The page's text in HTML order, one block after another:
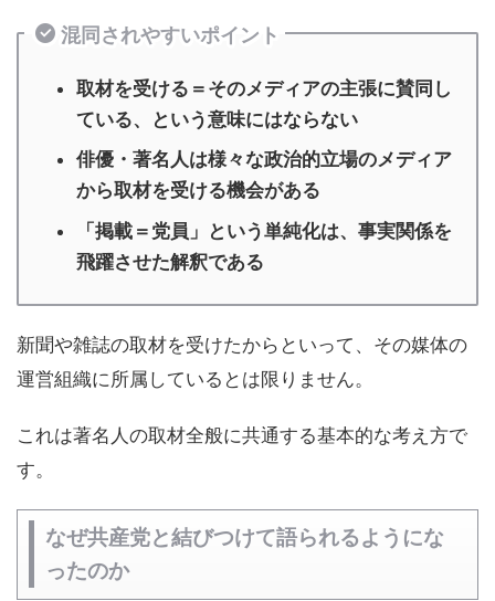
混同されやすいポイント
取材を受ける＝そのメディアの主張に賛同し
ている、という意味にはならない
俳優・著名人は様々な政治的立場のメディア
から取材を受ける機会がある
「掲載＝党員」という単純化は、事実関係を
飛躍させた解釈である
新聞や雑誌の取材を受けたからといって、その媒体の
運営組織に所属しているとは限りません。
これは著名人の取材全般に共通する基本的な考え方で
す。
なぜ共産党と結びつけて語られるようにな
ったのか